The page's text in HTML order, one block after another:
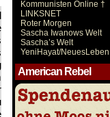
Kommunisten Online †
LINKSNET
Roter Morgen
Sascha Iwanows Welt
Sascha’s Welt
YeniHayat/NeuesLeben
American Rebel